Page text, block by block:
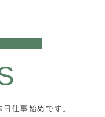
日仕事始めです。